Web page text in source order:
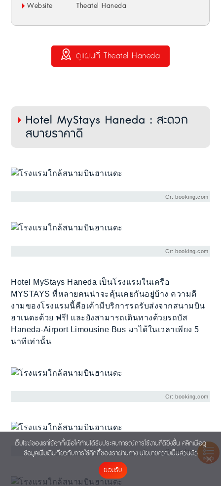
Website
Theatel Haneda
ดูแผนที่ Theatel Haneda
Hotel MyStays Haneda : สะดวก
สบายราคาดี
Cr: booking.com
Cr: booking.com
Hotel MyStays Haneda เป็นโรงแรมในเครือ
MYSTAYS ที่หลายคนน่าจะคุ้นเคยกันอยู่บ้าง ความดี
งามของโรงแรมนี้คือเค้ามีบริการรถรับส่งจากสนามบิน
ฮาเนดะด้วย ฟรี! และยังสามารถเดินทางด้วยรถบัส
Haneda-Airport Limousine Bus มาได้ในเวลาเพียง 5
นาทีเท่านั้น
Cr: booking.com
Cr: booking.com
INDEX
เว็บไซต์ของเราใช้คุกกี้เพื่อให้ท่านได้รับประสบการณ์การใช้งานที่ดียิ่งขึ้น คลิกเพื่อดู
ข้อมูลเพิ่มเติมเกี่ยวกับการใช้คุ๊กกี้ของเราผ่านทาง นโยบายความเป็นส่วนตัว
ยอมรับ